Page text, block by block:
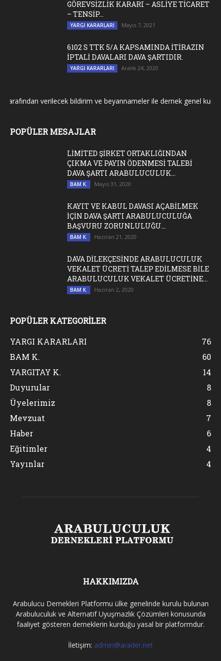
GÖREVSİZLİK KARARI – ASLİYE TİCARET
– TENSİP...
YARGI KARARLARI Mayıs 7, 2021
6102 S TTK 5/A KAPSAMINDA İTİRAZIN
İPTALİ DAVALARI DAVA ŞARTIDIR.
YARGI KARARLARI Aralık 24, 2020
verilecek bildirim ve beyannameler ile dernek genel kurul
POPÜLER MESAJLAR
LİMİTED ŞİRKET ORTAKLIĞINDAN
ÇIKMA VE PAYIN ÖDENMESİ TALEBİ
DAVA ŞARTI ARABULUCULUK...
BAM K. Mayıs 31, 2020
KAYIT VE KABUL DAVASI AÇABİLMEK
İÇİN DAVA ŞARTI ARABULUCULUĞA
BAŞVURU ZORUNLULUĞU...
BAM K. Haziran 21, 2020
DAVA DİLEKÇESİNDE ARABULUCULUK
VEKALET ÜCRETİ TALEP EDİLMESE BİLE
ARABULUCULUK VEKALET ÜCRETİNE...
BAM K. Haziran 2, 2020
POPÜLER KATEGORİLER
YARGI KARARLARI
76
BAM K.
60
YARGITAY K.
14
Duyurular
8
Üyelerimiz
8
Mevzuat
7
Haber
6
Eğitimler
4
Yayınlar
4
HAKKIMIZDA
Arabulucu Dernekleri Platformu ülke genelinde kurulu bulunan
Arabuluculuk ve Alternatif Uyuşmazlık Çözümleri konusunda
faaliyet gösteren derneklerin kurduğu yasal bir platformdur.
İletişim: admin@arader.net